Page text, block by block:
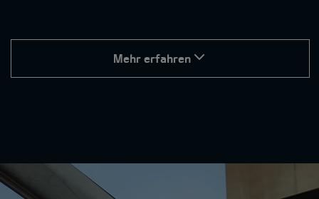
Mehr erfahren